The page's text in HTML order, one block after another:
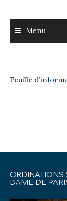
Menu
Feuille
ORDINATIONS
DAME DE